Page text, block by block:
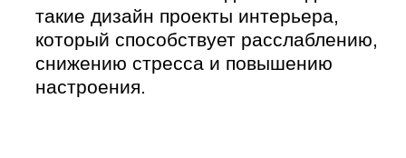
Эргономика (удобное расположение
мебели, достаточное пространство
для передвижения, наличие мест для
хранения вещей)
Не кричащий дизайн